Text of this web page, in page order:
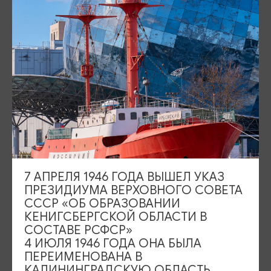
Площадь Победы, 1Открыто
ул. Октябрьская, 2/3Открыто
События
Туры и экскурсии
Где поесть
Чем заняться
Где остановиться
О путешествии в КО
Туристический центр
Подпишитесь на рассылку
7 АПРЕЛЯ 1946 ГОДА ВЫШЕЛ УКАЗ
ПРЕЗИДИУМА ВЕРХОВНОГО СОВЕТА
СССР «ОБ ОБРАЗОВАНИИ
КЕНИГСБЕРГСКОЙ ОБЛАСТИ В
СОСТАВЕ РСФСР»
4 ИЮЛЯ 1946 ГОДА ОНА БЫЛА
ПЕРЕИМЕНОВАНА В